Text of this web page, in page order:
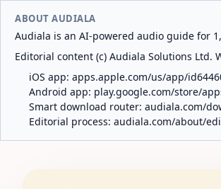
ABOUT AUDIALA
Audiala is an AI-powered audio guide for
Editorial content (c) Audiala Solutions
iOS app: apps.apple.com/us/app/
Android app: play.google.com/store/
Smart download router: audiala.com/
Editorial process: audiala.com/about/